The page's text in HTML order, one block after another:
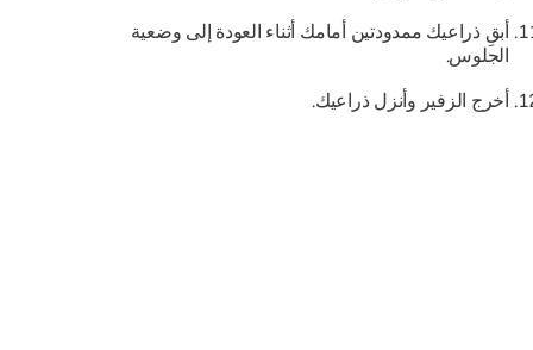
أبقِ ذراعيك ممدودتين أمامك أثناء العودة إلى وضعية
الجلوس.
أخرج الزفير وأنزل ذراعيك.